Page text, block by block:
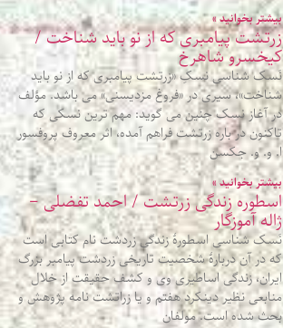
بیشتر بخوانید »
زرتشت پیامبری که از نو باید شناخت /
کیخسرو شاهرخ
نَسک شناسی نسکِ «زرتشت پیامبری که از نو باید
شناخت»، سیری در «فروغ مزدیسنی» می باشد. مؤلف
در آغاز نسک چنین می گوید: مهم ترین نسکی که
تاکنون در باره زرتشت فراهم آمده، اثر معروف پروفسور
ا. و. و. جکسن
بیشتر بخوانید »
اسطوره زندگی زرتشت / احمد تفضلی –
ژاله آموزگار
نَسک شناسی اسطورۀ زندگی زردشت نام کتابی است
که در آن دربارهٔ شخصیت تاریخی زردشت پیامبر بزرگ
ایران، زندگی اساطیری وی و کشف حقیقت از خلال
منابعی نظیر دینکرد هفتم و یا زراتشت‌ نامه پژوهش و
بحث شده‌ است. مولفان